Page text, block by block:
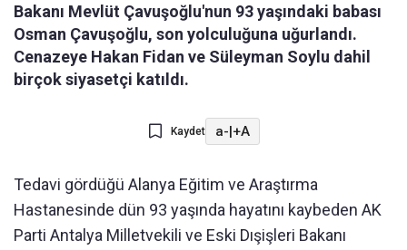
Bakanı Mevlüt Çavuşoğlu'nun 93 yaşındaki babası
Osman Çavuşoğlu, son yolculuğuna uğurlandı.
Cenazeye Hakan Fidan ve Süleyman Soylu dahil
birçok siyasetçi katıldı.
Kaydet a-|+A
Tedavi gördüğü Alanya Eğitim ve Araştırma
Hastanesinde dün 93 yaşında hayatını kaybeden AK
Parti Antalya Milletvekili ve Eski Dışişleri Bakanı